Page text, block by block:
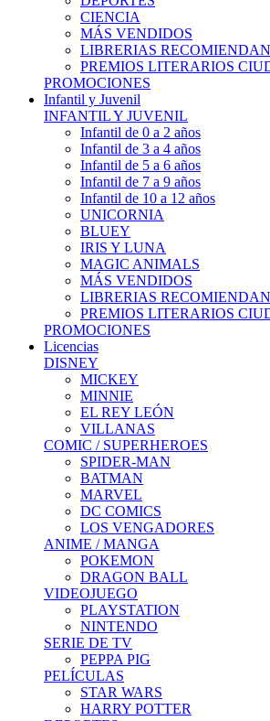
CIENCIA
MÁS VENDIDOS
LIBRERIAS RECOMIENDAN
PREMIOS LITERARIOS
PROMOCIONES
Infantil y Juvenil
INFANTIL Y JUVENIL
Infantil de 0 a 2 años
Infantil de 3 a 4 años
Infantil de 5 a 6 años
Infantil de 7 a 9 años
Infantil de 10 a 12 años
UNICORNIA
BLUEY
IRIS Y LUNA
MAGIC ANIMALS
MÁS VENDIDOS
LIBRERIAS RECOMIENDAN
PREMIOS LITERARIOS
PROMOCIONES
Licencias
DISNEY
MICKEY
MINNIE
EL REY LEÓN
VILLANAS
COMIC / SUPERHEROES
SPIDER-MAN
BATMAN
MARVEL
DC COMICS
LOS VENGADORES
ANIME / MANGA
POKEMON
DRAGON BALL
VIDEOJUEGO
PLAYSTATION
NINTENDO
SERIE DE TV
PEPPA PIG
PELÍCULAS
STAR WARS
HARRY POTTER